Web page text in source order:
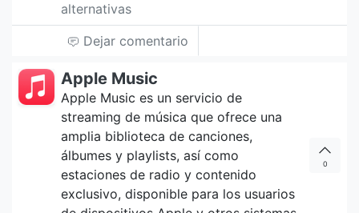
alternativas
Dejar comentario
Apple Music
Apple Music es un servicio de
streaming de música que ofrece una
amplia biblioteca de canciones,
álbumes y playlists, así como
estaciones de radio y contenido
exclusivo, disponible para los usuarios
0